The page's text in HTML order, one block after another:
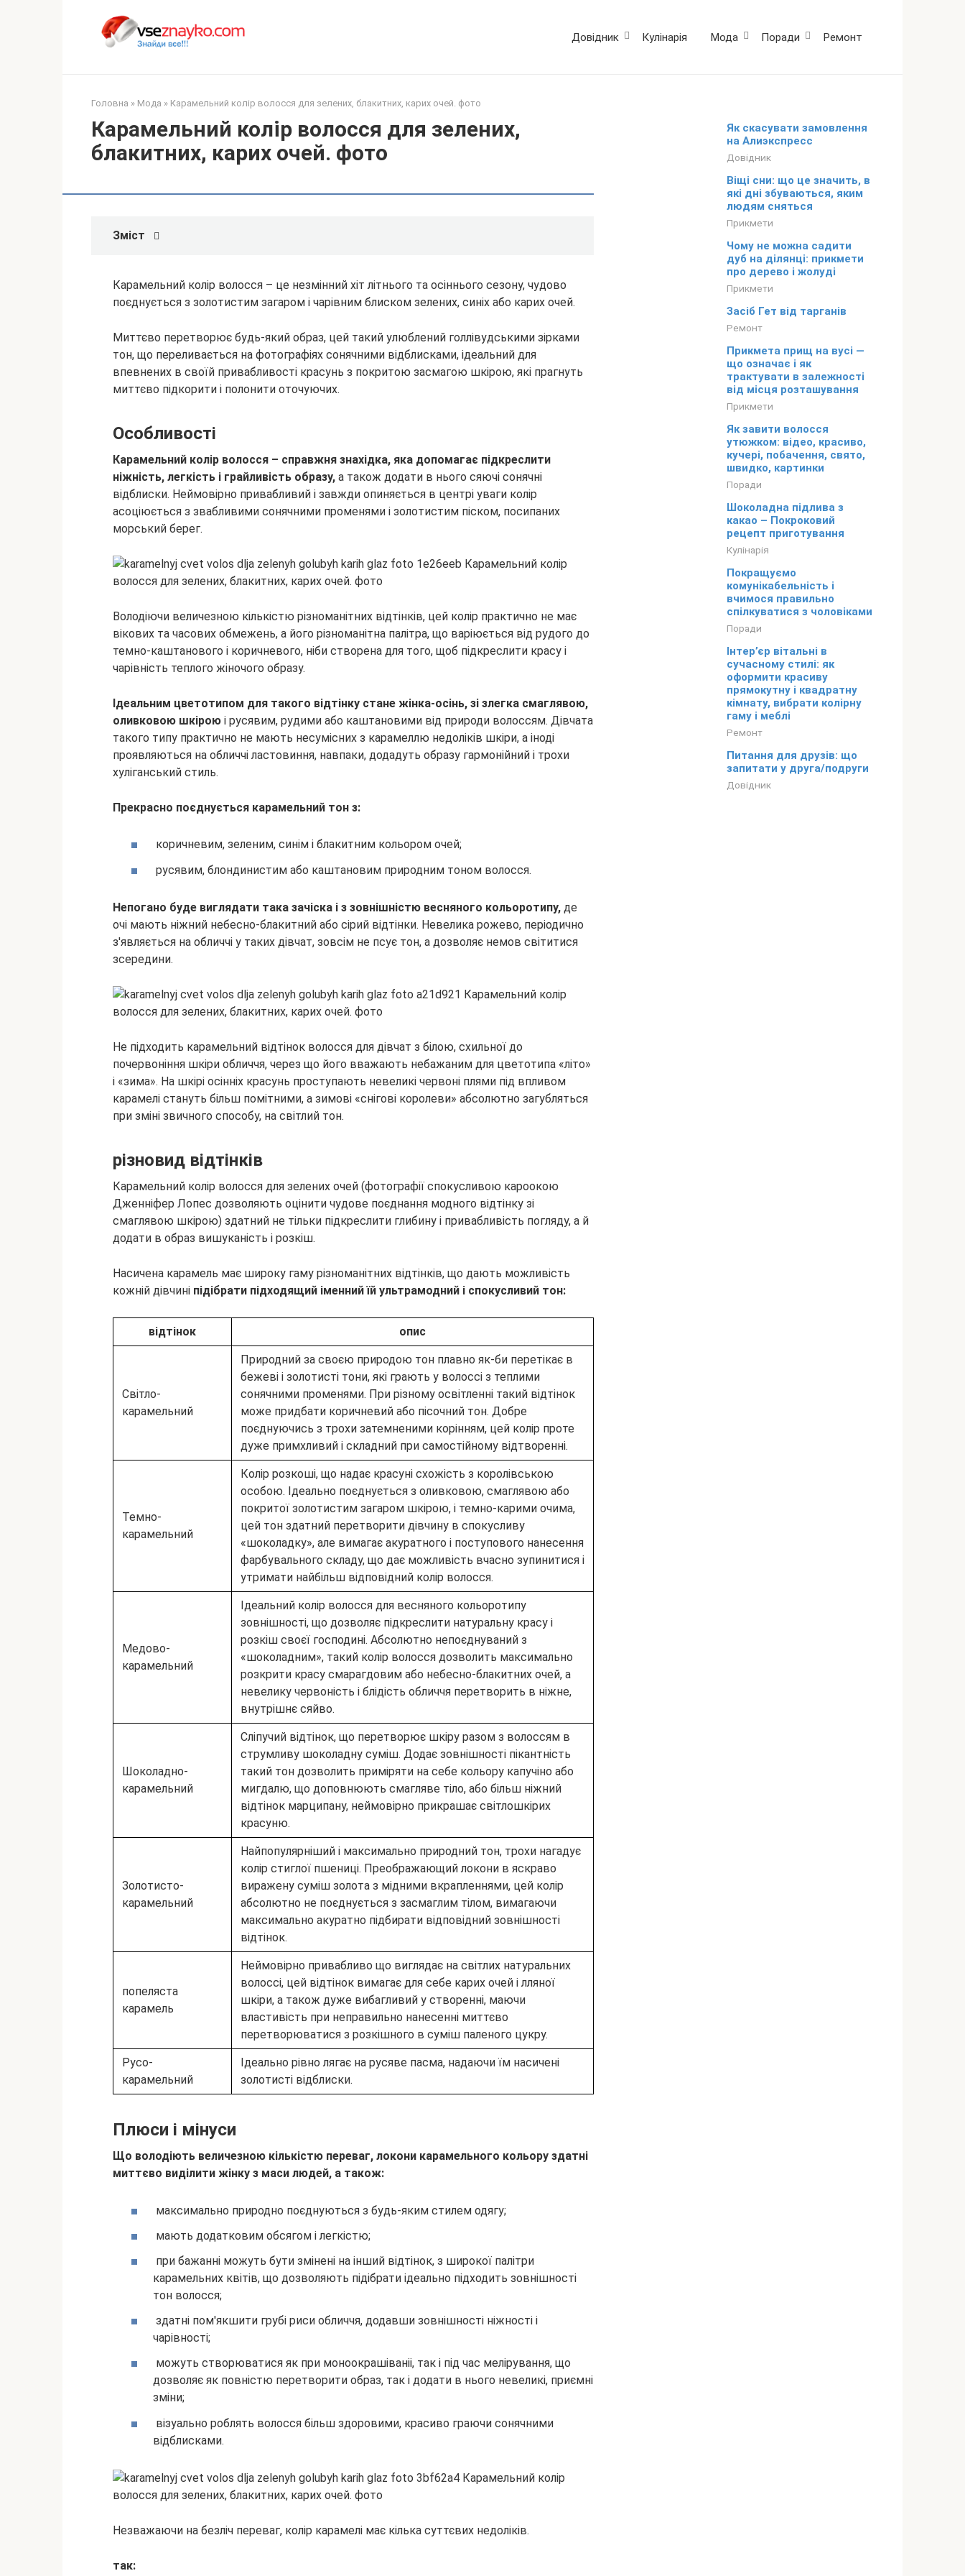
Довідник Кулінарія Мода Поради Ремонт
Головна » Мода » Карамельний колір волосся для зелених, блакитних, карих очей. фото
Карамельний колір волосся для зелених,
блакитних, карих очей. фото
Зміст
Карамельний колір волосся – це незмінний хіт літнього та осіннього сезону, чудово
поєднується з золотистим загаром і чарівним блиском зелених, синіх або карих очей.
Миттєво перетворює будь-який образ, цей такий улюблений голлівудськими зірками
тон, що переливається на фотографіях сонячними відблисками, ідеальний для
впевнених в своїй привабливості красунь з покритою засмагою шкірою, які прагнуть
миттєво підкорити і полонити оточуючих.
Особливості
Карамельний колір волосся – справжня знахідка, яка допомагає підкреслити
ніжність, легкість і грайливість образу, а також додати в нього сяючі сонячні
відблиски. Неймовірно привабливий і завжди опиняється в центрі уваги колір
асоціюється з звабливими сонячними променями і золотистим піском, посипаних
морський берег.
Володіючи величезною кількістю різноманітних відтінків, цей колір практично не має
вікових та часових обмежень, а його різноманітна палітра, що варіюється від рудого до
темно-каштанового і коричневого, ніби створена для того, щоб підкреслити красу і
чарівність теплого жіночого образу.
Ідеальним цветотипом для такого відтінку стане жінка-осінь, зі злегка смаглявою,
оливковою шкірою і русявим, рудими або каштановими від природи волоссям. Дівчата
такого типу практично не мають несумісних з карамеллю недоліків шкіри, а іноді
проявляються на обличчі ластовиння, навпаки, додадуть образу гармонійний і трохи
хуліганський стиль.
Прекрасно поєднується карамельний тон з:
коричневим, зеленим, синім і блакитним кольором очей;
русявим, блондинистим або каштановим природним тоном волосся.
Непогано буде виглядати така зачіска і з зовнішністю весняного кольоротипу, де
очі мають ніжний небесно-блакитний або сірий відтінки. Невелика рожево, періодично
з'являється на обличчі у таких дівчат, зовсім не псує тон, а дозволяє немов світитися
зсередини.
Не підходить карамельний відтінок волосся для дівчат з білою, схильної до
почервоніння шкіри обличчя, через що його вважають небажаним для цветотипа «літо»
і «зима». На шкірі осінніх красунь проступають невеликі червоні плями під впливом
карамелі стануть більш помітними, а зимові «снігові королеви» абсолютно загубляться
при зміні звичного способу, на світлий тон.
різновид відтінків
Карамельний колір волосся для зелених очей (фотографії спокусливою кароокою
Дженніфер Лопес дозволяють оцінити чудове поєднання модного відтінку зі
смаглявою шкірою) здатний не тільки підкреслити глибину і привабливість погляду, а й
додати в образ вишуканість і розкіш.
Насичена карамель має широку гаму різноманітних відтінків, що дають можливість
кожній дівчині підібрати підходящий іменний їй ультрамодний і спокусливий тон:
відтінок опис
Світло-
карамельний
Природний за своєю природою тон плавно як-би перетікає в
бежеві і золотисті тони, які грають у волоссі з теплими
сонячними променями. При різному освітленні такий відтінок
може придбати коричневий або пісочний тон. Добре
поєднуючись з трохи затемненими корінням, цей колір проте
дуже примхливий і складний при самостійному відтворенні.
Темно-
карамельний
Колір розкоші, що надає красуні схожість з королівською
особою. Ідеально поєднується з оливковою, смаглявою або
покритої золотистим загаром шкірою, і темно-карими очима,
цей тон здатний перетворити дівчину в спокусливу
«шоколадку», але вимагає акуратного і поступового нанесення
фарбувального складу, що дає можливість вчасно зупинитися і
утримати найбільш відповідний колір волосся.
Медово-
карамельний
Ідеальний колір волосся для весняного кольоротипу
зовнішності, що дозволяє підкреслити натуральну красу і
розкіш своєї господині. Абсолютно непоєднуваний з
«шоколадним», такий колір волосся дозволить максимально
розкрити красу смарагдовим або небесно-блакитних очей, а
невелику червоність і блідість обличчя перетворить в ніжне,
внутрішнє сяйво.
Шоколадно-
карамельний
Сліпучий відтінок, що перетворює шкіру разом з волоссям в
струмливу шоколадну суміш. Додає зовнішності пікантність
такий тон дозволить приміряти на себе кольору капучіно або
мигдалю, що доповнюють смагляве тіло, або більш ніжний
відтінок марципану, неймовірно прикрашає світлошкірих
красуню.
Золотисто-
карамельний
Найпопулярніший і максимально природний тон, трохи нагадує
колір стиглої пшениці. Преображающий локони в яскраво
виражену суміш золота з мідними вкрапленнями, цей колір
абсолютно не поєднується з засмаглим тілом, вимагаючи
максимально акуратно підбирати відповідний зовнішності
відтінок.
попеляста
карамель
Неймовірно привабливо що виглядає на світлих натуральних
волоссі, цей відтінок вимагає для себе карих очей і лляної
шкіри, а також дуже вибагливий у створенні, маючи
властивість при неправильно нанесенні миттєво
перетворюватися з розкішного в суміш паленого цукру.
Русо-
карамельний
Ідеально рівно лягає на русяве пасма, надаючи їм насичені
золотисті відблиски.
Плюси і мінуси
Що володіють величезною кількістю переваг, локони карамельного кольору здатні
миттєво виділити жінку з маси людей, а також:
максимально природно поєднуються з будь-яким стилем одягу;
мають додатковим обсягом і легкістю;
при бажанні можуть бути змінені на інший відтінок, з широкої палітри
карамельних квітів, що дозволяють підібрати ідеально підходить зовнішності
тон волосся;
здатні пом'якшити грубі риси обличчя, додавши зовнішності ніжності і
чарівності;
можуть створюватися як при моноокрашіваніі, так і під час мелірування, що
дозволяє як повністю перетворити образ, так і додати в нього невеликі, приємні
зміни;
візуально роблять волосся більш здоровими, красиво граючи сонячними
відблисками.
Незважаючи на безліч переваг, колір карамелі має кілька суттєвих недоліків.
так:
Як скасувати замовлення
на Алиэкспресс
Довідник
Віщі сни: що це значить, в
які дні збуваються, яким
людям сняться
Прикмети
Чому не можна садити
дуб на ділянці: прикмети
про дерево і жолуді
Прикмети
Засіб Гет від тарганів
Ремонт
Прикмета прищ на вусі —
що означає і як
трактувати в залежності
від місця розташування
Прикмети
Як завити волосся
утюжком: відео, красиво,
кучері, побачення, свято,
швидко, картинки
Поради
Шоколадна підлива з
какао – Покроковий
рецепт приготування
Кулінарія
Покращуємо
комунікабельність і
вчимося правильно
спілкуватися з чоловіками
Поради
Інтер’єр вітальні в
сучасному стилі: як
оформити красиву
прямокутну і квадратну
кімнату, вибрати колірну
гаму і меблі
Ремонт
Питання для друзів: що
запитати у друга/подруги
Довідник